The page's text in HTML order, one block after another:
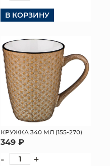
В КОРЗИНУ
КРУЖКА 340 МЛ (155-270)
349 ₽
- +